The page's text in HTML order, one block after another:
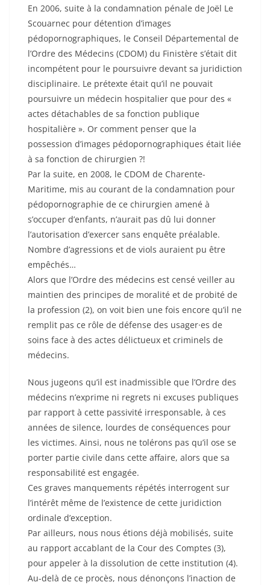
En 2006, suite à la condamnation pénale de Joël Le
Scouarnec pour détention d’images
pédopornographiques, le Conseil Départemental de
l’Ordre des Médecins (CDOM) du Finistère s’était dit
incompétent pour le poursuivre devant sa juridiction
disciplinaire. Le prétexte était qu’il ne pouvait
poursuivre un médecin hospitalier que pour des «
actes détachables de sa fonction publique
hospitalière ». Or comment penser que la
possession d’images pédopornographiques était liée
à sa fonction de chirurgien ?!
Par la suite, en 2008, le CDOM de Charente-
Maritime, mis au courant de la condamnation pour
pédopornographie de ce chirurgien amené à
s’occuper d’enfants, n’aurait pas dû lui donner
l’autorisation d’exercer sans enquête préalable.
Nombre d’agressions et de viols auraient pu être
empêchés…
Alors que l’Ordre des médecins est censé veiller au
maintien des principes de moralité et de probité de
la profession (2), on voit bien une fois encore qu’il ne
remplit pas ce rôle de défense des usager·es de
soins face à des actes délictueux et criminels de
médecins.
Nous jugeons qu’il est inadmissible que l’Ordre des
médecins n’exprime ni regrets ni excuses publiques
par rapport à cette passivité irresponsable, à ces
années de silence, lourdes de conséquences pour
les victimes. Ainsi, nous ne tolérons pas qu’il ose se
porter partie civile dans cette affaire, alors que sa
responsabilité est engagée.
Ces graves manquements répétés interrogent sur
l’intérêt même de l’existence de cette juridiction
ordinale d’exception.
Par ailleurs, nous nous étions déjà mobilisés, suite
au rapport accablant de la Cour des Comptes (3),
pour appeler à la dissolution de cette institution (4).
Au-delà de ce procès, nous dénonçons l’inaction de